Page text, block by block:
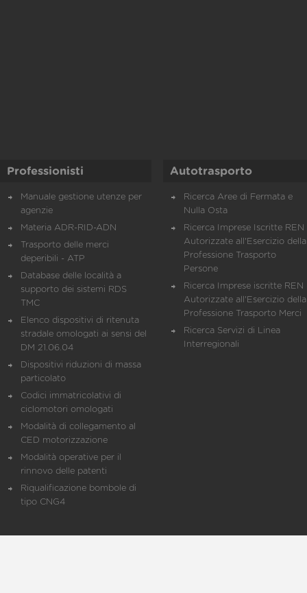
Professionisti
Manuale gestione utenze per
agenzie
Materia ADR-RID-ADN
Trasporto delle merci
deperibili - ATP
Database delle località a
supporto dei sistemi RDS
TMC
Elenco dispositivi di ritenuta
stradale omologati ai sensi del
DM 21.06.04
Dispositivi riduzioni di massa
particolato
Codici immatricolativi di
ciclomotori omologati
Modalità di collegamento al
CED motorizzazione
Modalità operative per il
rinnovo delle patenti
Riqualificazione bombole di
tipo CNG4
Autotrasporto
Ricerca Aree di Fermata e
Nulla Osta
Ricerca Imprese Iscritte REN
Autorizzate all'Esercizio della
Professione Trasporto
Persone
Ricerca Imprese iscritte REN
Autorizzate all'Esercizio della
Professione Trasporto Merci
Ricerca Servizi di Linea
Interregionali